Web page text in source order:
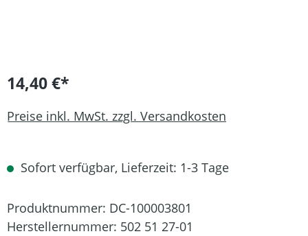
14,40 €*
Preise inkl. MwSt. zzgl. Versandkosten
Sofort verfügbar, Lieferzeit: 1-3 Tage
Produktnummer: DC-100003801
Herstellernummer: 502 51 27-01